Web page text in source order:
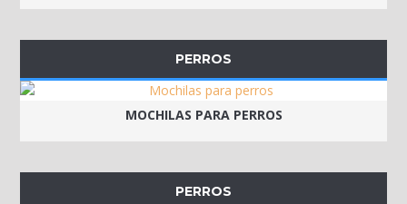
PERROS
MOCHILAS PARA PERROS
PERROS